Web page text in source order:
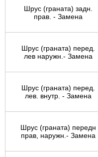
Шрус (граната) задн.
прав. - Замена
Шрус (граната) перед.
лев наружн.- Замена
Шрус (граната) перед.
лев. внутр. - Замена
Шрус (граната) передн
прав, наружн.- Замена